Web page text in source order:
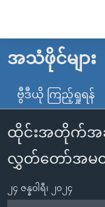
လွယ်ကူ
သည့်
Link
များ
ပင်မ
သို့
မူလစာမျက်နှာ
မြန်မာ
ကမ္ဘာ့သတင်းများ
နိုင်ငံတကာ
အမေရိကန်
အစ္စရေး-ပါလက်စတိုင်း
ဗွီဒီယို
သတင်းလွတ်လပ်ခွင့်
ရပ်ဝန်းတခု လမ်းတခု
အင်္ဂလိပ်စာလေ့လာမယ်
အသံဖိုင်များ
ဗွီဒီယို ကြည့်ရှုရန်
ထိုင်းအတိုက်အခံ
လွှတ်တော်အမတ်
၂၄ ဇန္နဝါရီ၊ ၂၀၂၄